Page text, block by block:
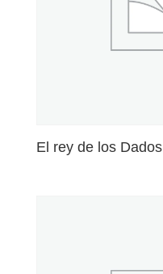
El rey de los Dados